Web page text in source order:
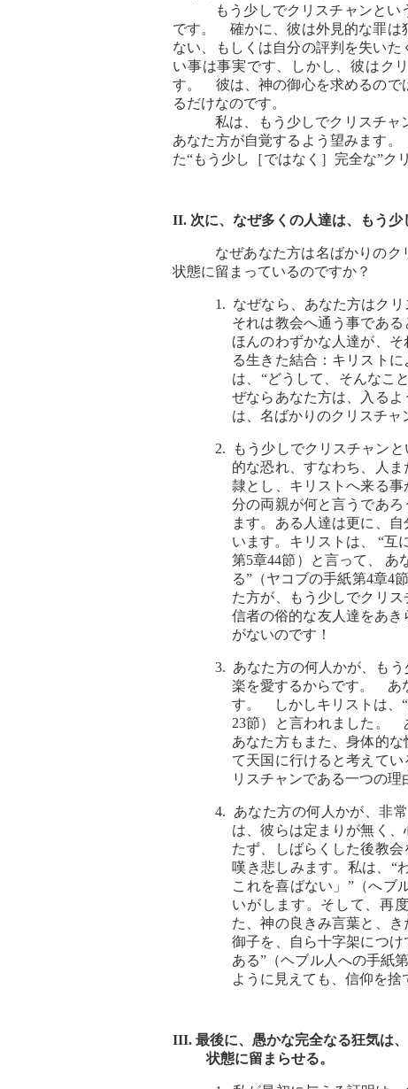
もう少しでクリスチャンと
です。 確かに、彼は外見的な罪は
ない、もしくは自分の評判を失い
い事は事実です、しかし、彼はク
す。 彼は、神の御心を求めるので
るだけなのです。
私は、もう少しでクリスチャ
あなた方が自覚するよう望みます
た“もう少し［ではなく］完全な”
II. 次に、なぜ多くの人達は、もう少
なぜあなた方は名ばかりの
状態に留まっているのですか？
1. なぜなら、あなた方はク
それは教会へ通う事であ
ほんのわずかな人達が、
る生きた結合：キリスト
は、“どうして、そんなこ
ぜならあなた方は、入る
は、名ばかりのクリスチャ
2. もう少しでクリスチャン
的な恐れ、すなわち、人
隷とし、キリストへ来る
分の両親が何と言うであ
ます。ある人達は更に、
います。キリストは、 “互
第5章44節）と言って、 あ
る”（ヤコブの手紙第4章4
た方が、もう少しでクリ
信者の俗的な友人達をあ
がないのです！
3. あなた方の何人かが、も
楽を愛するからです。 あ
す。 しかしキリストは、“
23節）と言われました。
あなた方もまた、身体的
て天国に行けると考えて
リスチャンである一つの理
4. あなた方の何人かが、非
は、彼らは定まりが無く
たず、しばらくした後教
嘆き悲しみます。私は、“
これを喜ばない」”（へブ
いがします。そして、再
た、神の良きみ言葉と、
御子を、自ら十字架につ
ある”（ヘブル人への手紙
ように見えても、信仰を捨
III. 最後に、愚かな完全なる狂気は
状態に留まらせる。